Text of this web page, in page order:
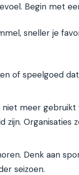
Begin met
sneller je
of speelgoed
meer gebruikt
zijn. Organisaties
Denk aan
seizoen.